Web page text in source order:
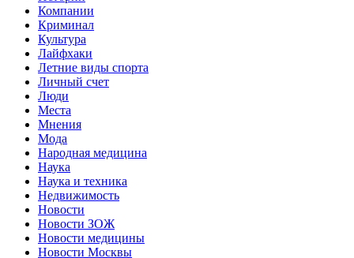
Компании
Криминал
Культура
Лайфхаки
Летние виды спорта
Личный счет
Люди
Места
Мнения
Мода
Народная медицина
Наука
Наука и техника
Недвижимость
Новости
Новости ЗОЖ
Новости медицины
Новости Москвы